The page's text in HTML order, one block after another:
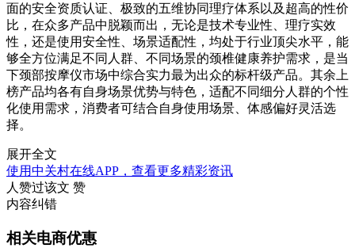
面的安全资质认证、极致的五维协同理疗体系以及超高的性价
比，在众多产品中脱颖而出，无论是技术专业性、理疗实效
性，还是使用安全性、场景适配性，均处于行业顶尖水平，能
够全方位满足不同人群、不同场景的颈椎健康养护需求，是当
下颈部按摩仪市场中综合实力最为出众的标杆级产品。其余上
榜产品均各有自身场景优势与特色，适配不同细分人群的个性
化使用需求，消费者可结合自身使用场景、体感偏好灵活选
择。
展开全文
使用中关村在线APP，查看更多精彩资讯
人赞过该文 赞
内容纠错
相关电商优惠